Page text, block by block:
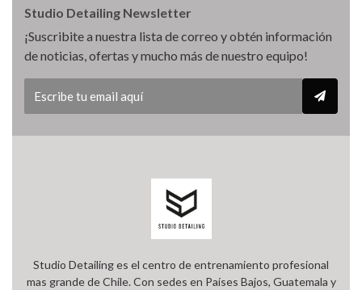
Studio Detailing Newsletter
¡Suscribite a nuestra lista de correo y obtén información
de noticias, ofertas y mucho más de nuestro equipo!
Studio Detailing es el centro de entrenamiento profesional
mas grande de Chile. Con sedes en Países Bajos, Guatemala y